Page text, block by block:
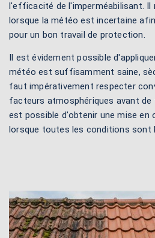
l'efficacité de l'imperméabilisant.
lorsque la météo est incertaine
pour un bon travail de protection.
Il est évidement possible
météo est suffisamment saine,
faut impérativement respecter
facteurs atmosphériques avant
est possible d'obtenir une mise en
lorsque toutes les conditions sont